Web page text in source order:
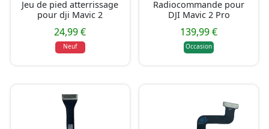
Jeu de pied atterrissage
pour dji Mavic 2
24,99 €
Neuf
Radiocommande pour
DJI Mavic 2 Pro
139,99 €
Occasion